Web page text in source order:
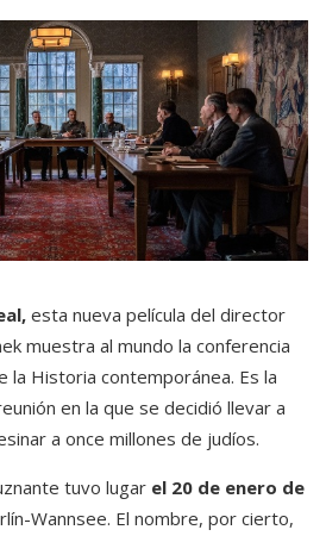
esta nueva película del director
muestra al mundo la conferencia
la Historia contemporánea. Es la
en la que se decidió llevar a
a once millones de judíos.
tuvo lugar el 20 de enero de
Wannsee. El nombre, por cierto,